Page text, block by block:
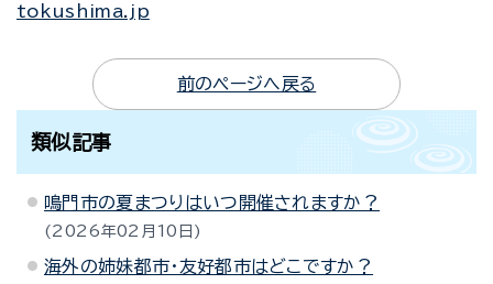
tokushima.jp
前のページへ戻る
類似記事
鳴門市の夏まつりはいつ開催されますか？
2026年02月10日
海外の姉妹都市・友好都市はどこですか？